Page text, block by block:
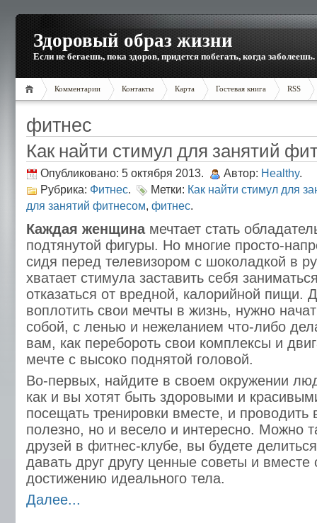
Здоровый образ жизни
Если не бегаешь, пока здоров, придется побегать, когда заболеешь.
Комментарии Контакты Карта Гостевая книга RSS
фитнес
Как найти стимул для занятий
Опубликовано: 5 октября 2013. Автор: Healthy.
Рубрика: Фитнес. Метки: Как найти стимул для
для занятий фитнесом, фитнес.
Каждая женщинамечтает стать
подтянутой фигуры. Но многие просто-
сидя перед телевизором с шоколадкой в
хватает стимула заставить себя
отказаться от вредной, калорийной пищи.
воплотить свои мечты в жизнь, нужно
собой, с ленью и нежеланием что-либо
вам, как перебороть свои комплексы и
мечте с высоко поднятой головой.
Во-первых, найдите в своем окружении
как и вы хотят быть здоровыми и
посещать тренировки вместе, и проводить
полезно, но и весело и интересно. Можно
друзей в фитнес-клубе, вы будете
давать друг другу ценные советы и вместе
достижению идеального тела.
Далее...